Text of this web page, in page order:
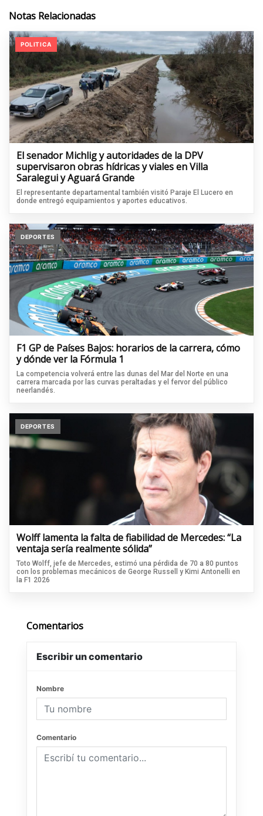
Notas Relacionadas
POLITICA
El senador Michlig y autoridades de la DPV
supervisaron obras hídricas y viales en Villa
Saralegui y Aguará Grande
El representante departamental también visitó Paraje El Lucero en
donde entregó equipamientos y aportes educativos.
DEPORTES
F1 GP de Países Bajos: horarios de la carrera, cómo
y dónde ver la Fórmula 1
La competencia volverá entre las dunas del Mar del Norte en una
carrera marcada por las curvas peraltadas y el fervor del público
neerlandés.
DEPORTES
Wolff lamenta la falta de fiabilidad de Mercedes: “La
ventaja sería realmente sólida”
Toto Wolff, jefe de Mercedes, estimó una pérdida de 70 a 80 puntos
con los problemas mecánicos de George Russell y Kimi Antonelli en
la F1 2026
Comentarios
Escribir un comentario
Nombre
Comentario